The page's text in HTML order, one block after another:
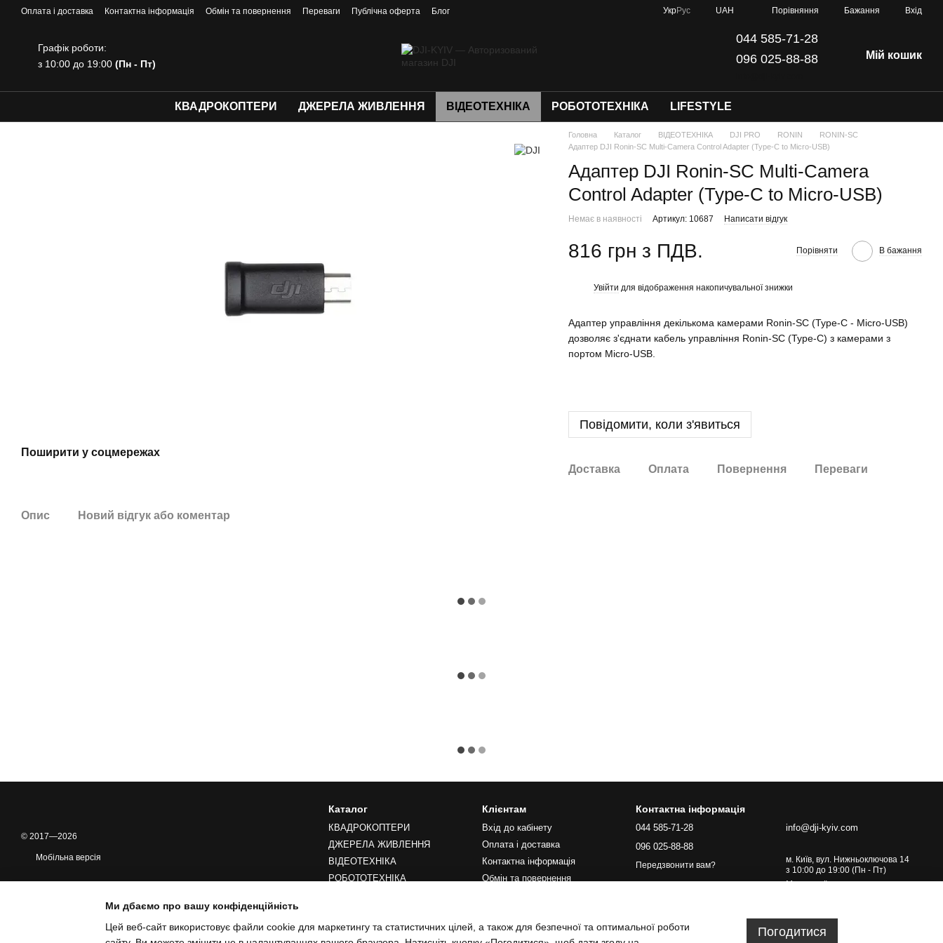
Перейти до основного контенту
Оплата і доставка Контактна інформація Обмін та повернення Переваги Публічна оферта Блог УкрРус UAH Порівняння Бажання Вхід
Графік роботи:
з 10:00 до 19:00 (Пн - Пт)
044 585-71-28
096 025-88-88
Мій кошик
КВАДРОКОПТЕРИ ДЖЕРЕЛА ЖИВЛЕННЯ ВІДЕОТЕХНІКА РОБОТОТЕХНІКА LIFESTYLE
Поширити у соцмережах
Головна Каталог ВІДЕОТЕХНІКА DJI PRO RONIN
RONIN-SC
Адаптер DJI Ronin-SC Multi-Camera Control Adapter (Type-C to Micro-USB)
Адаптер DJI Ronin-SC Multi-Camera
Control Adapter (Type-C to Micro-USB)
Немає в наявності Артикул: 10687 Написати відгук
816 грн з ПДВ. Порівняти В бажання
Увійти для відображення накопичувальної знижки
Адаптер управління декількома камерами Ronin-SC (Type-C - Micro-USB)
дозволяє з'єднати кабель управління Ronin-SC (Type-C) з камерами з
портом Micro-USB.
Повідомити, коли з'явиться
Доставка Оплата Повернення Переваги
Опис Новий відгук або коментар
© 2017—2026
Мобільна версія
Каталог
КВАДРОКОПТЕРИ
ДЖЕРЕЛА ЖИВЛЕННЯ
ВІДЕОТЕХНІКА
РОБОТОТЕХНІКА
Клієнтам
Вхід до кабінету
Оплата і доставка
Контактна інформація
Обмін та повернення
Блог
Контактна інформація
044 585-71-28
096 025-88-88
Передзвонити вам?
info@dji-kyiv.com
м. Київ, вул. Нижньоключова 14
з 10:00 до 19:00 (Пн - Пт)
Мапа проїзду
Ми дбаємо про вашу конфіденційність
Цей веб-сайт використовує файли cookie для маркетингу та статистичних цілей, а також для безпечної та оптимальної роботи
Погодитися